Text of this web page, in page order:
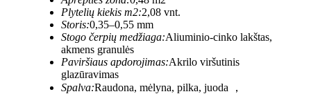
Plytelių kiekis m2:2,08 vnt.
Storis:0,35–0,55 mm
Stogo čerpių medžiaga:Aliuminio-cinko lakštas,
akmens granulės
Paviršiaus apdorojimas:Akrilo viršutinis
glazūravimas
Spalva:Raudona, mėlyna, pilka, juoda ，